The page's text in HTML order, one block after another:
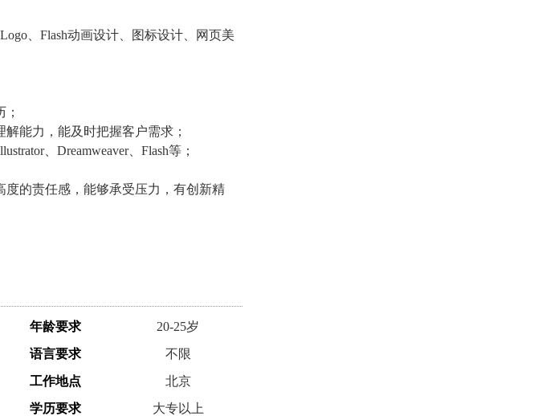
、Flash动画设计、图标设计、网页美
能力，能及时把握客户需求；
、Dreamweaver、Flash等；
的责任感，能够承受压力，有创新精
年龄要求
20-25岁
语言要求
不限
工作地点
北京
学历要求 大专以上